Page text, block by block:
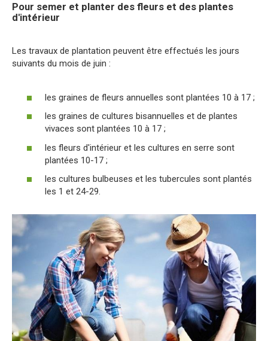
Pour semer et planter des fleurs et des plantes
d'intérieur
Les travaux de plantation peuvent être effectués les jours
suivants du mois de juin :
les graines de fleurs annuelles sont plantées 10 à 17 ;
les graines de cultures bisannuelles et de plantes
vivaces sont plantées 10 à 17 ;
les fleurs d'intérieur et les cultures en serre sont
plantées 10-17 ;
les cultures bulbeuses et les tubercules sont plantés
les 1 et 24-29.